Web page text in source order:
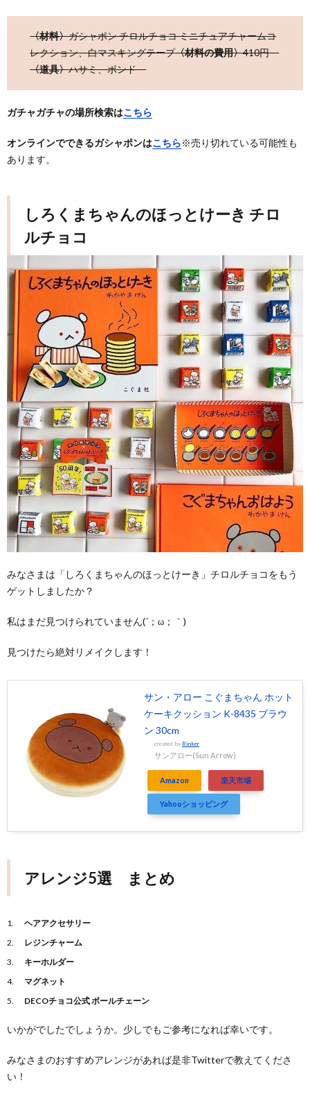
〈材料〉ガシャポン チロルチョコ ミニチュアチャームコ
レクション、白マスキングテープ〈材料の費用〉410円
〈道具〉ハサミ、ボンド
ガチャガチャの場所検索はこちら
オンラインでできるガシャポンはこちら※売り切れている可能性も
あります。
しろくまちゃんのほっとけーき チロ
ルチョコ
みなさまは「しろくまちゃんのほっとけーき」チロルチョコをもう
ゲットしましたか？
私はまだ見つけられていません(´；ω；｀)
見つけたら絶対リメイクします！
サン・アロー こぐまちゃん ホット
ケーキクッション K-8435 ブラウ
ン 30cm
created by Rinker
サンアロー(Sun Arrow)
Amazon 楽天市場
Yahooショッピング
アレンジ5選 まとめ
ヘアアクセサリー
レジンチャーム
キーホルダー
マグネット
DECOチョコ公式 ボールチェーン
いかがでしたでしょうか。少しでもご参考になれば幸いです。
みなさまのおすすめアレンジがあれば是非Twitterで教えてくださ
い！